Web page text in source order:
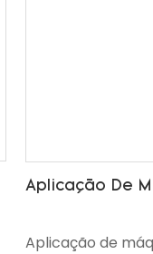
Aplicação De
Aplicação de